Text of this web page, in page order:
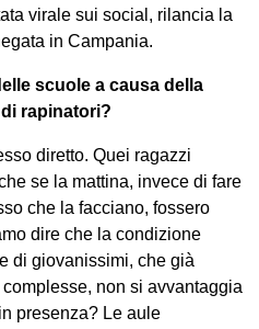
virale sui social, rilancia la
in Campania.
scuole a causa della
rapinatori?
diretto. Quei ragazzi
se la mattina, invece di fare
che la facciano, fossero
dire che la condizione
di giovanissimi, che già
non si avvantaggia
presenza? Le aule